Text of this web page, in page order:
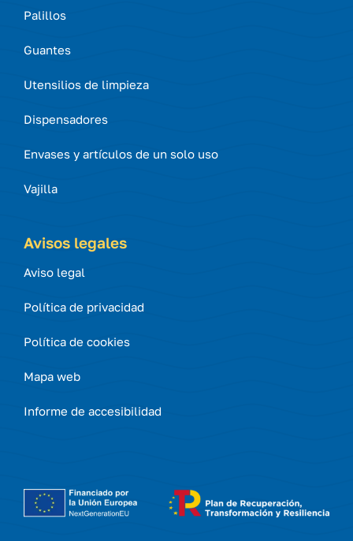
Palillos
Guantes
Utensilios de limpieza
Dispensadores
Envases y artículos de un solo uso
Vajilla
Avisos legales
Aviso legal
Política de privacidad
Política de cookies
Mapa web
Informe de accesibilidad